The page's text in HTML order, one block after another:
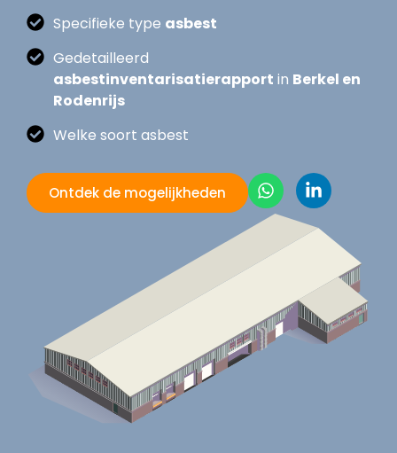
Specifieke type asbest
Gedetailleerd
asbestinventarisatierapport in Berkel en
Rodenrijs
Welke soort asbest
Ontdek de mogelijkheden